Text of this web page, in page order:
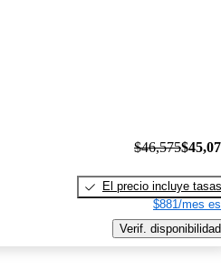
$46,575
El precio incluye tasas
$881/mes
Verif. disponibilidad